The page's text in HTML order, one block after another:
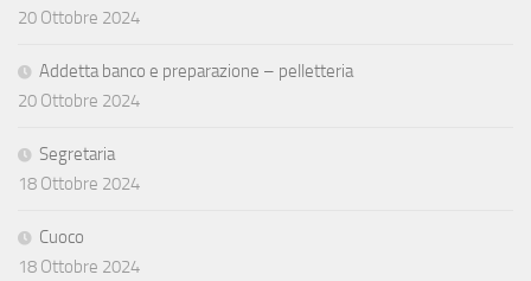
20 Ottobre 2024
Addetta banco e preparazione – pelletteria
20 Ottobre 2024
Segretaria
18 Ottobre 2024
Cuoco
18 Ottobre 2024